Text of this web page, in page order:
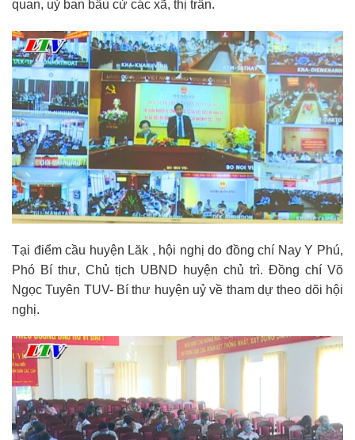
quan, uỷ ban bầu cử các xã, thị trấn.
Tại điểm cầu huyện Lăk , hội nghị do đồng chí Nay Y Phú,
Phó Bí thư, Chủ tịch UBND huyện chủ trì. Đồng chí Võ
Ngọc Tuyên TUV- Bí thư huyện uỷ về tham dự theo dõi hội
nghị.